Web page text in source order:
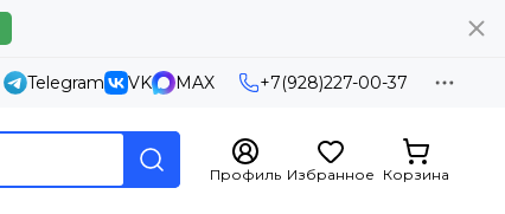
Telegram VK MAX +7(928)227-00-37
Профиль Избранное Корзина